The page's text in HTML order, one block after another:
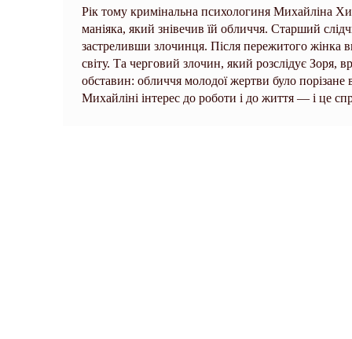
Рік тому кримінальна психологиня Михайліна
маніяка, який знівечив їй обличчя. Старший
застреливши злочинця. Після пережитого жінка
світу. Та черговий злочин, який розслідує Зоря,
обставин: обличчя молодої жертви було
Михайліні інтерес до роботи і до життя — і це